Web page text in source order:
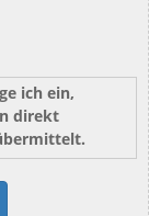
ich ein,
direkt